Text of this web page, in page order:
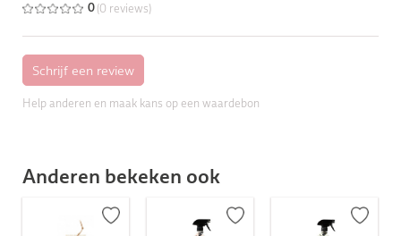
0 (0 reviews)
Help anderen en maak kans op een waardebon
Anderen bekeken ook